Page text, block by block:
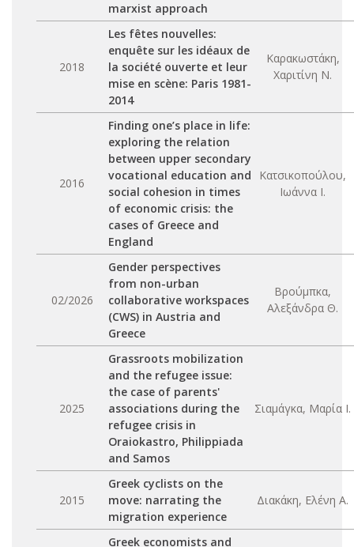
marxist approach
2018
Les fêtes nouvelles:
enquête sur les idéaux de
la société ouverte et leur
mise en scène: Paris 1981-
2014
Καρακωστάκη,
Χαριτίνη Ν.
2016
Finding one’s place in life:
exploring the relation
between upper secondary
vocational education and
social cohesion in times
of economic crisis: the
cases of Greece and
England
Κατσικοπούλου,
Ιωάννα Ι.
02/2026
Gender perspectives
from non-urban
collaborative workspaces
(CWS) in Austria and
Greece
Βρούμπκα,
Αλεξάνδρα Θ.
2025
Grassroots mobilization
and the refugee issue:
the case of parents'
associations during the
refugee crisis in
Oraiokastro, Philippiada
and Samos
Σιαμάγκα, Μαρία Ι.
2015
Greek cyclists on the
move: narrating the
migration experience
Διακάκη, Ελένη Α.
Greek economists and